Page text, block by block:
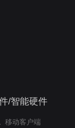
/智能硬件
移动客户端